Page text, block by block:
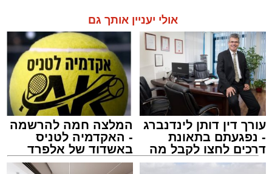
אולי יעניין אותך גם
עורך דין דותן לינדנברג
- נפגעתם בתאונת
דרכים לחצו לקבל מה
שמגיע לכם
המלצה חמה להרשמה
- האקדמיה לטניס
באשדוד של אלפרד
קריאולנסקי - לילדים